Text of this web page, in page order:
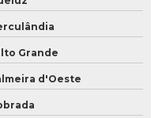
Grande
d'Oeste